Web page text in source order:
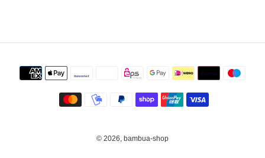
Zahlungsmethoden
© 2026, bambua-shop